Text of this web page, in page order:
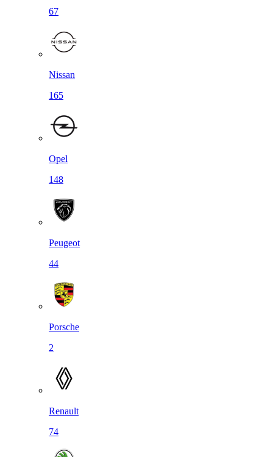
67
Nissan
165
Opel
148
Peugeot
44
Porsche
2
Renault
74